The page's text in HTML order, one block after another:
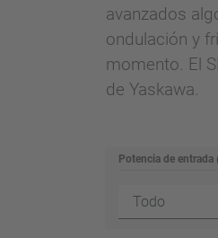
avanzados
ondulación y
momento. El
de Yaskawa.
Potencia de entrada